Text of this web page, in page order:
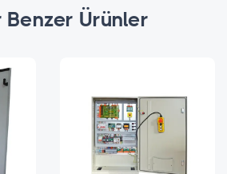
Benzer Ürünler